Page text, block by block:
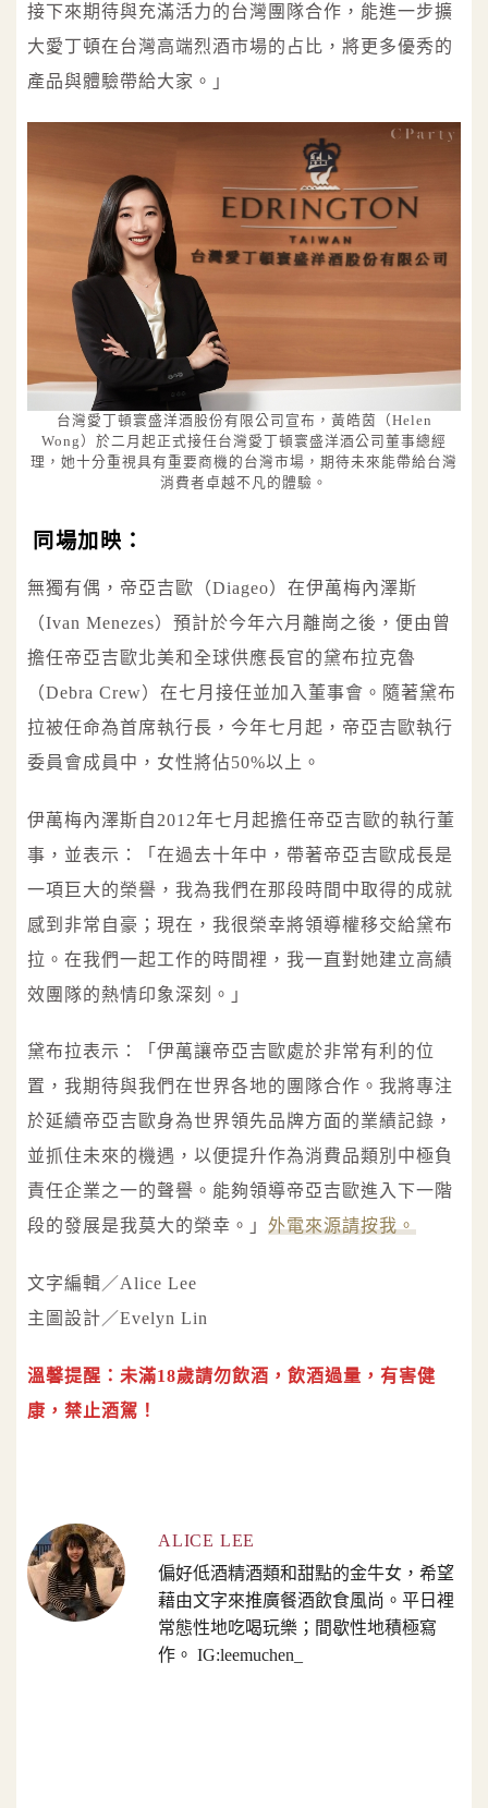
接下來期待與充滿活力的台灣團隊合作，能進一步擴
大愛丁頓在台灣高端烈酒市場的占比，將更多優秀的
產品與體驗帶給大家。」
台灣愛丁頓寰盛洋酒股份有限公司宣布，黃皓茵（Helen
Wong）於二月起正式接任台灣愛丁頓寰盛洋酒公司董事總經
理，她十分重視具有重要商機的台灣市場，期待未來能帶給台灣
消費者卓越不凡的體驗。
同場加映：
無獨有偶，帝亞吉歐（Diageo）在伊萬梅內澤斯
（Ivan Menezes）預計於今年六月離崗之後，便由曾
擔任帝亞吉歐北美和全球供應長官的黛布拉克魯
（Debra Crew）在七月接任並加入董事會。隨著黛布
拉被任命為首席執行長，今年七月起，帝亞吉歐執行
委員會成員中，女性將佔50%以上。
伊萬梅內澤斯自2012年七月起擔任帝亞吉歐的執行董
事，並表示：「在過去十年中，帶著帝亞吉歐成長是
一項巨大的榮譽，我為我們在那段時間中取得的成就
感到非常自豪；現在，我很榮幸將領導權移交給黛布
拉。在我們一起工作的時間裡，我一直對她建立高績
效團隊的熱情印象深刻。」
黛布拉表示：「伊萬讓帝亞吉歐處於非常有利的位
置，我期待與我們在世界各地的團隊合作。我將專注
於延續帝亞吉歐身為世界領先品牌方面的業績記錄，
並抓住未來的機遇，以便提升作為消費品類別中極負
責任企業之一的聲譽。能夠領導帝亞吉歐進入下一階
段的發展是我莫大的榮幸。」 外電來源請按我。
文字編輯／Alice Lee
主圖設計／Evelyn Lin
溫馨提醒：未滿18歲請勿飲酒，飲酒過量，有害健
康，禁止酒駕！
ALICE LEE
偏好低酒精酒類和甜點的金牛女，希望
藉由文字來推廣餐酒飲食風尚。平日裡
常態性地吃喝玩樂；間歇性地積極寫
作。 IG:leemuchen_